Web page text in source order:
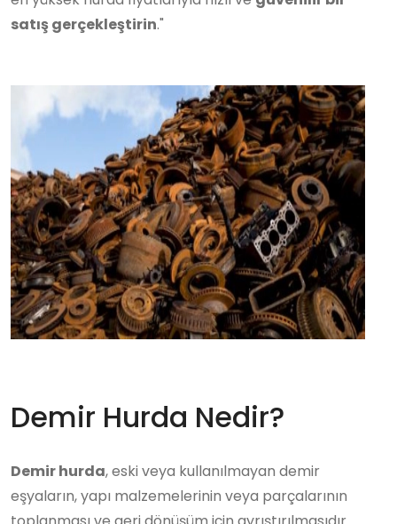
satış gerçekleştirin."
Demir Hurda Nedir?
Demir hurda, eski veya kullanılmayan demir
eşyaların, yapı malzemelerinin veya parçalarının